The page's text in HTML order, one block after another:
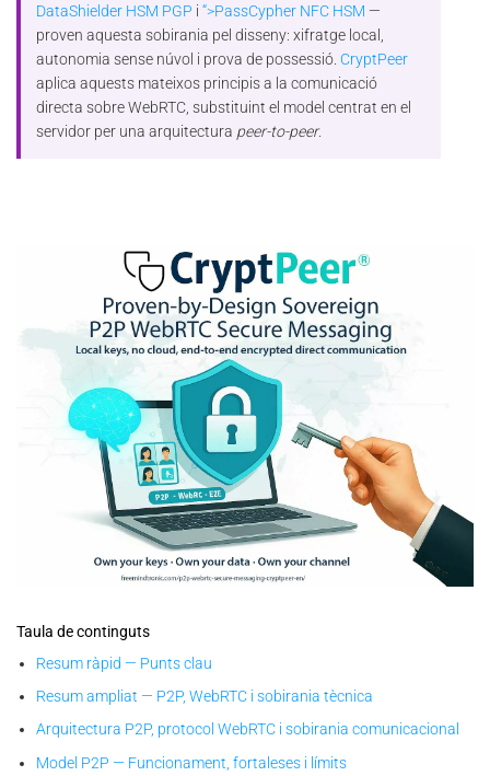
DataShielder HSM PGP i“>PassCypher NFC HSM —
proven aquesta sobirania pel disseny: xifratge local,
autonomia sense núvol i prova de possessió. CryptPeer
aplica aquests mateixos principis a la comunicació
directa sobre WebRTC, substituint el model centrat en el
servidor per una arquitectura peer-to-peer.
messaging: local keys, no cloud, end-to-end encrypted direct
Taula de continguts
Resum ràpid — Punts clau
Resum ampliat — P2P, WebRTC i sobirania tècnica
Arquitectura P2P, protocol WebRTC i sobirania comunicacional
Model P2P — Funcionament, fortaleses i límits